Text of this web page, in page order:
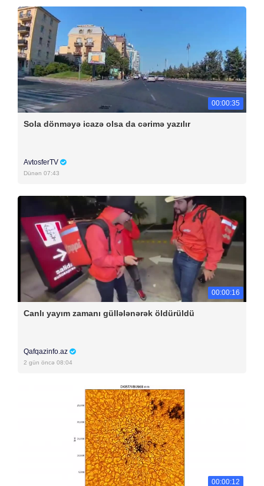
00:00:35
Sola dönməyə icazə olsa da cərimə yazılır
AvtosferTV
Dünən 07:43
00:00:16
Canlı yayım zamanı güllələnərək öldürüldü
Qafqazinfo.az
2 gün öncə 08:04
00:00:12